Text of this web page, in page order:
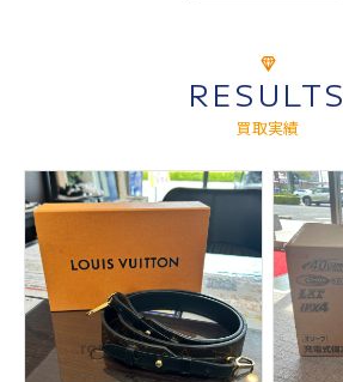
RESULTS
買取実績